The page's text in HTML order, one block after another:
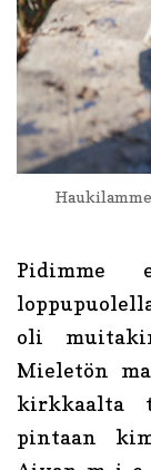
Pidimme
oli
Mieletön
kirkkaalta
pintaan